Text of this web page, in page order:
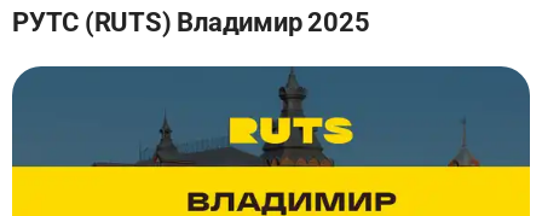
поведает владимирские тайны. Заглянем в Княгинин
монастырь - ровесник белокаменных храмов, узнаем, в
честь какой княгини получил он свое имя и какие
святыни хранит. Потайными тропами, мимо старинных
особнячков и храмов выйдем к не менее древнему
Богроодице-рождественскому монастырю, заглянем
тропе вдоль его стен, откуда открывается
РУТС (RUTS) Владимир 2025